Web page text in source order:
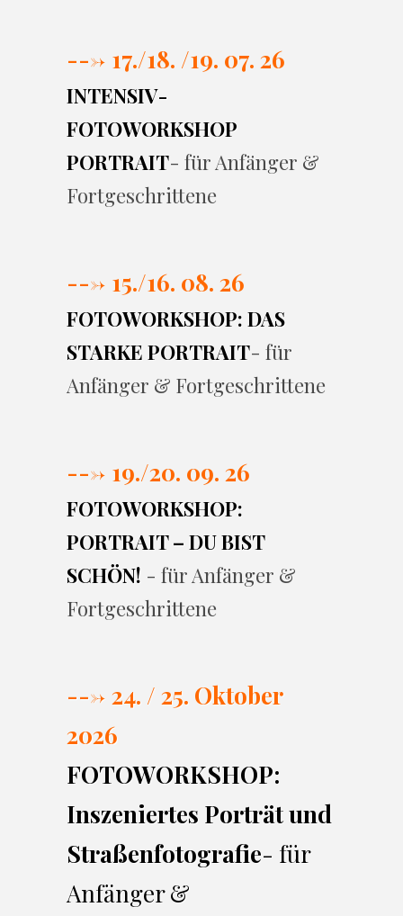
---> 17./18. /19. 07. 26
INTENSIV-
FOTOWORKSHOP
PORTRAIT- für Anfänger &
Fortgeschrittene
---> 15./16. 08. 26
FOTOWORKSHOP: DAS
STARKE PORTRAIT- für
Anfänger & Fortgeschrittene
---> 19./20. 09. 26
FOTOWORKSHOP:
PORTRAIT – DU BIST
SCHÖN! - für Anfänger &
Fortgeschrittene
---> 24. / 25. Oktober
2026
FOTOWORKSHOP:
Inszeniertes Porträt und
Straßenfotografie- für
Anfänger &